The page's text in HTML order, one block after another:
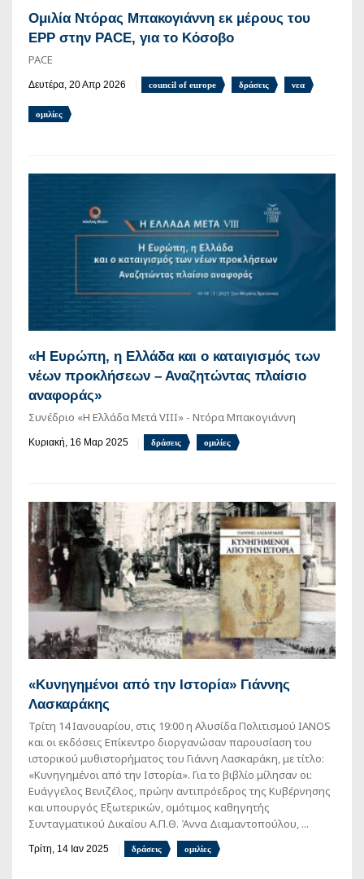
Ομιλία Ντόρας Μπακογιάννη εκ μέρους του
EPP στην PACE, για το Κόσοβο
PACE
Δευτέρα, 20 Απρ 2026 council of europe δράσεις νεα
ομιλίες
«Η Ευρώπη, η Ελλάδα και ο καταιγισμός των
νέων προκλήσεων – Αναζητώντας πλαίσιο
αναφοράς»
Συνέδριο «Η Ελλάδα Μετά VIII» - Ντόρα Μπακογιάννη
Κυριακή, 16 Μαρ 2025 δράσεις ομιλίες
«Κυνηγημένοι από την Ιστορία» Γιάννης
Λασκαράκης
Τρίτη 14 Ιανουαρίου, στις 19:00 η Αλυσίδα Πολιτισμού IANOS
και οι εκδόσεις Επίκεντρο διοργανώσαν παρουσίαση του
ιστορικού μυθιστορήματος του Γιάννη Λασκαράκη, με τίτλο:
«Κυνηγημένοι από την Ιστορία». Για το βιβλίο μίλησαν οι:
Ευάγγελος Βενιζέλος, πρώην αντιπρόεδρος της Κυβέρνησης
και υπουργός Εξωτερικών, ομότιμος καθηγητής
Συνταγματικού Δικαίου Α.Π.Θ. Άννα Διαμαντοπούλου, ...
Τρίτη, 14 Ιαν 2025 δράσεις ομιλίες